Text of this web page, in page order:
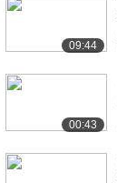
09:44
00:43